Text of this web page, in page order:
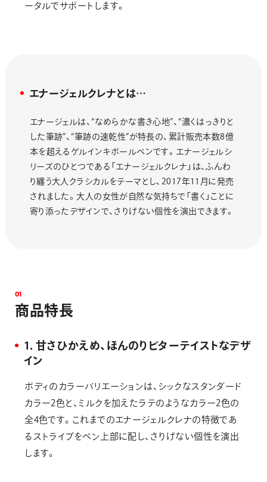
ータルでサポートします。
エナージェルクレナとは…
エナージェルは、“なめらかな書き心地”、“濃くはっきりと
した筆跡”、“筆跡の速乾性”が特長の、累計販売本数8億
本を超えるゲルインキボールペンです。エナージェルシ
リーズのひとつである「エナージェルクレナ」は、ふんわ
り纏う大人クラシカルをテーマとし、2017年11月に発売
されました。大人の女性が自然な気持ちで「書く」ことに
寄り添ったデザインで、さりげない個性を演出できます。
01
商品特長
1．甘さひかえめ、ほんのりビターテイストなデザ
イン
ボディのカラーバリエーションは、シックなスタンダード
カラー2色と、ミルクを加えたラテのようなカラー2色の
全4色です。これまでのエナージェルクレナの特徴であ
るストライプをペン上部に配し、さりげない個性を演出
します。